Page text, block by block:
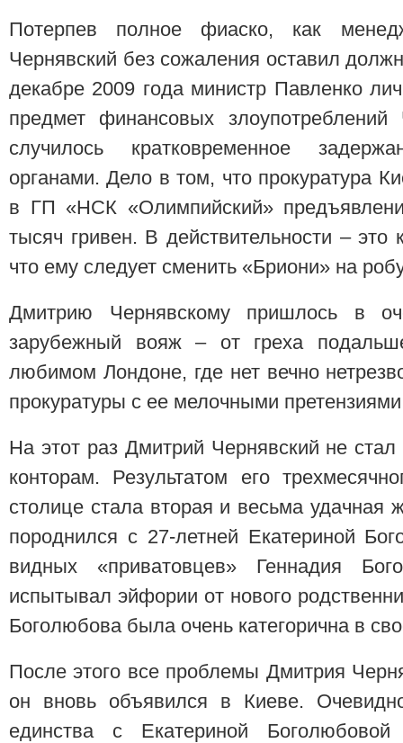
Потерпев полное фиаско, как
Чернявский без сожаления оставил
декабре 2009 года министр Павленко
предмет финансовых
случилось кратковременное
органами. Дело в том, что прокуратура
в ГП «НСК «Олимпийский»
тысяч гривен. В действительности –
что ему следует сменить «Бриони» на
Дмитрию Чернявскому пришлось в
зарубежный вояж – от греха
любимом Лондоне, где нет вечно
прокуратуры с ее мелочными
На этот раз Дмитрий Чернявский не
конторам. Результатом его
столице стала вторая и весьма удачная
породнился с 27-летней Екатериной
видных «приватовцев» Геннадия
испытывал эйфории от нового
Боголюбова была очень категорична в
После этого все проблемы Дмитрия
он вновь объявился в Киеве.
единства с Екатериной